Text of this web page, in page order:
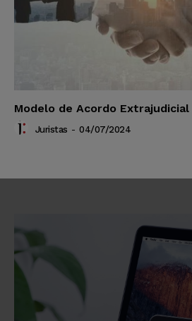
Modelo de Acordo Extrajudicial
Juristas - 04/07/2024